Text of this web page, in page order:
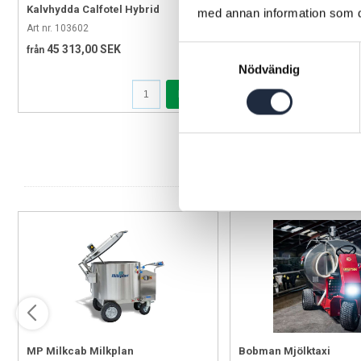
med annan information som
Nödvändig
Kalvhydda Calfotel Hybrid
Art nr. 103602
från 45 313,00 SEK
Kalvbox Calfotel
MP Milkcab Milkplan Bobman Mjölktaxi